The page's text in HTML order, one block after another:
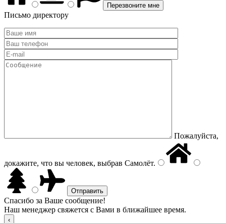
Письмо директору
Пожалуйста,
докажите, что вы человек, выбрав Самолёт.
Спасибо за Ваше сообщение!
Наш менеджер свяжется с Вами в ближайшее время.